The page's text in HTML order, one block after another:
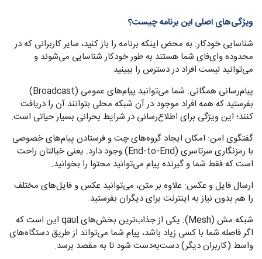
ویژگی‌های اصلی این برنامه چیست؟
شناسایی خودکار: به محض اینکه برنامه را باز کنید، سایر کاربرانی که در
محدوده وای‌فای شما هستند به طور خودکار شناسایی می‌شوند و
می‌توانید لیست افراد در دسترس را ببینید.
پیام‌رسانی همگانی: شما می‌توانید پیام‌های عمومی (Broadcast)
بفرستید که همه افراد موجود در آن شبکه محلی بتوانند آن را دریافت
کنند؛ این ویژگی برای اطلاع‌رسانی در شرایط بحرانی بسیار حیاتی است.
گفتگوی امن: امکان ایجاد گروه‌های چت و فرستادن پیام‌های خصوصی
با رمزنگاری سرتاسری (End-to-End) وجود دارد. یعنی خیالتان راحت
است که فقط شما و گیرنده پیام می‌توانید محتوا را بخوانید.
ارسال فایل و عکس: علاوه بر متن، می‌توانید عکس و فایل‌های مختلف
را هم بدون نیاز به اینترنت برای دیگران بفرستید.
شبکه مش (Mesh): یکی از جذاب‌ترین بخش‌های qaul این است که
اگر فاصله شما با کسی زیاد باشد، پیام شما می‌تواند از طریق دستگاه‌های
واسط (کاربران دیگر) دست‌به‌دست شود تا به مقصد برسد.